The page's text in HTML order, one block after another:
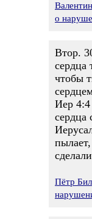
о
Втор.
сердца
чтобы
Иер 4:4
сердца
Пётр